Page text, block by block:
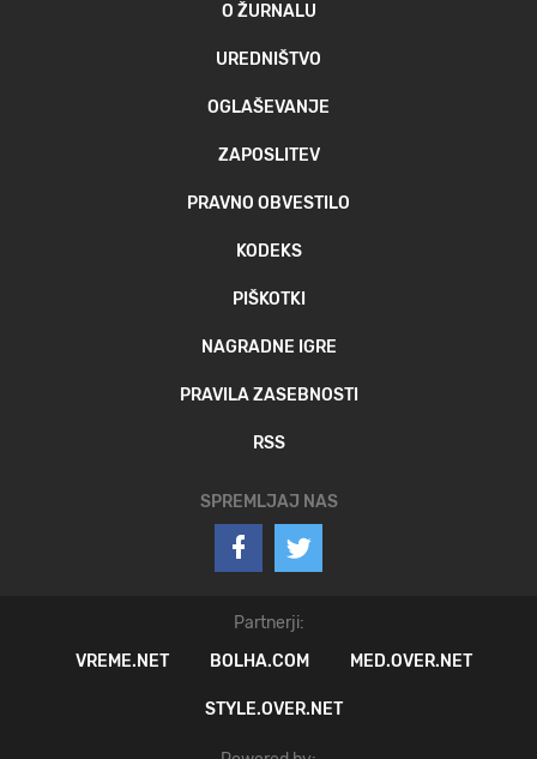
O ŽURNALU
UREDNIŠTVO
OGLAŠEVANJE
ZAPOSLITEV
PRAVNO OBVESTILO
KODEKS
PIŠKOTKI
NAGRADNE IGRE
PRAVILA ZASEBNOSTI
RSS
SPREMLJAJ NAS
Partnerji:
VREME.NET
BOLHA.COM MED.OVER.NET
STYLE.OVER.NET